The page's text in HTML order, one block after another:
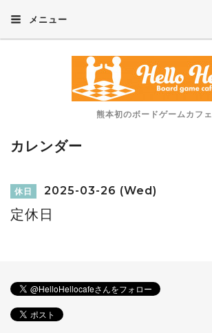
メニュー
熊本初のボードゲームカフェ
カレンダー
休日 2025-03-26 (Wed)
定休日